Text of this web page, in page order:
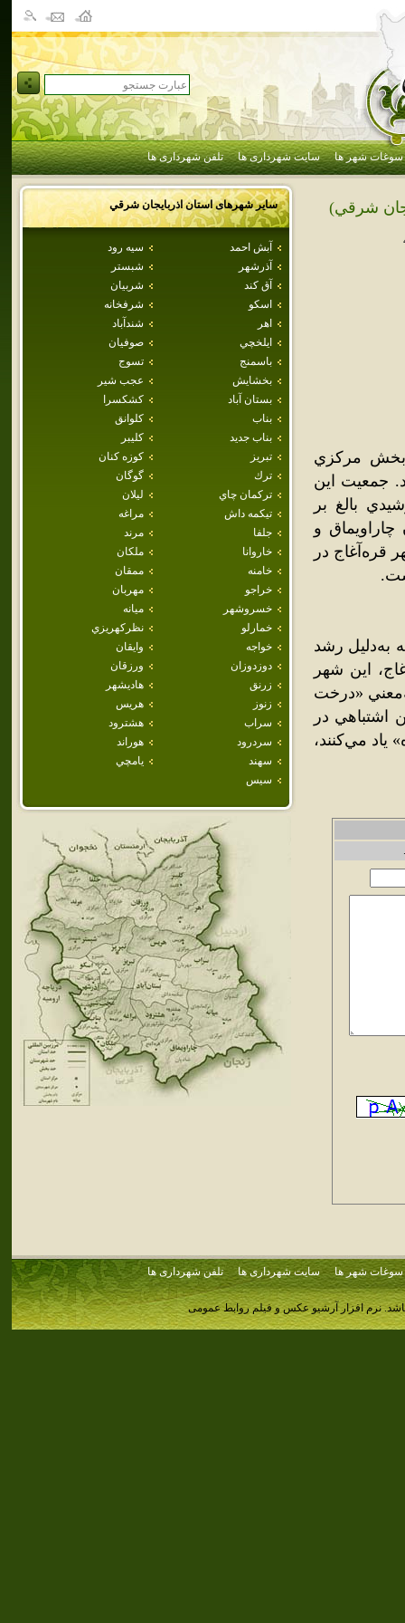
سوغات شهر ها سایت شهرداری ها تلفن شهرداری ها
سایر شهرهای استاناذربايجان شرقي
آبش احمد
سيه رود
آذرشهر
شبستر
آق كند
شربيان
اسكو
شرفخانه
اهر
شندآباد
ايلخچي
صوفيان
باسمنج
تسوج
بخشايش
عجب شير
بستان آباد
كشكسرا
بناب
كلوانق
بناب جديد
كليبر
تبريز
كوزه كنان
ترك
گوگان
تركمان چاي
ليلان
تيكمه داش
مراغه
جلفا
مرند
خاروانا
ملكان
خامنه
ممقان
خراجو
مهربان
خسروشهر
ميانه
خمارلو
نظركهريزي
خواجه
وايقان
دوزدوزان
ورزقان
زرنق
هاديشهر
زنوز
هريس
سراب
هشترود
سردرود
هوراند
سهند
يامچي
سيس
شرقي)
بخش مرکزي
جمعيت اين
نفوس و مسکن سال 1385 خورشيدي بالغ بر
و
قره‌آغاج در
به‌دليل رشد
اين شهر
«درخت
اشتباهي در
ياد مي‌کنند،
سوغات شهر ها سایت شهرداری ها تلفن شهرداری ها
نرم افزار آرشیو عکس و فیلم روابط عمومی